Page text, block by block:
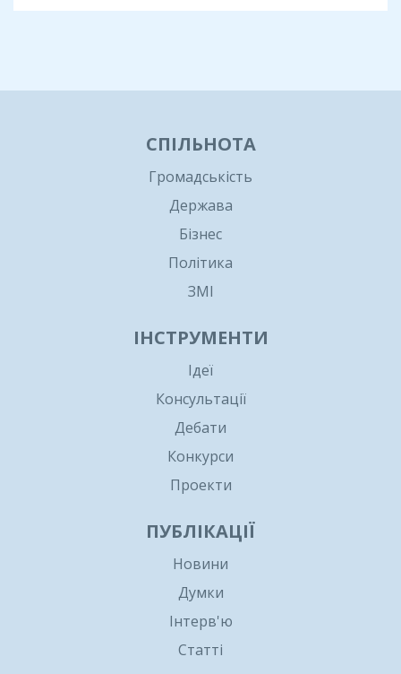
СПІЛЬНОТА
Громадськість
Держава
Бізнес
Політика
ЗМІ
ІНСТРУМЕНТИ
Ідеї
Консультації
Дебати
Конкурси
Проекти
ПУБЛІКАЦІЇ
Новини
Думки
Інтерв'ю
Статті